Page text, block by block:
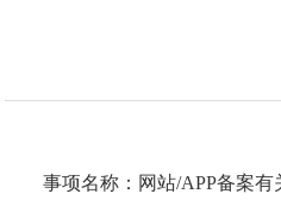
事项名称：网站/APP备案有